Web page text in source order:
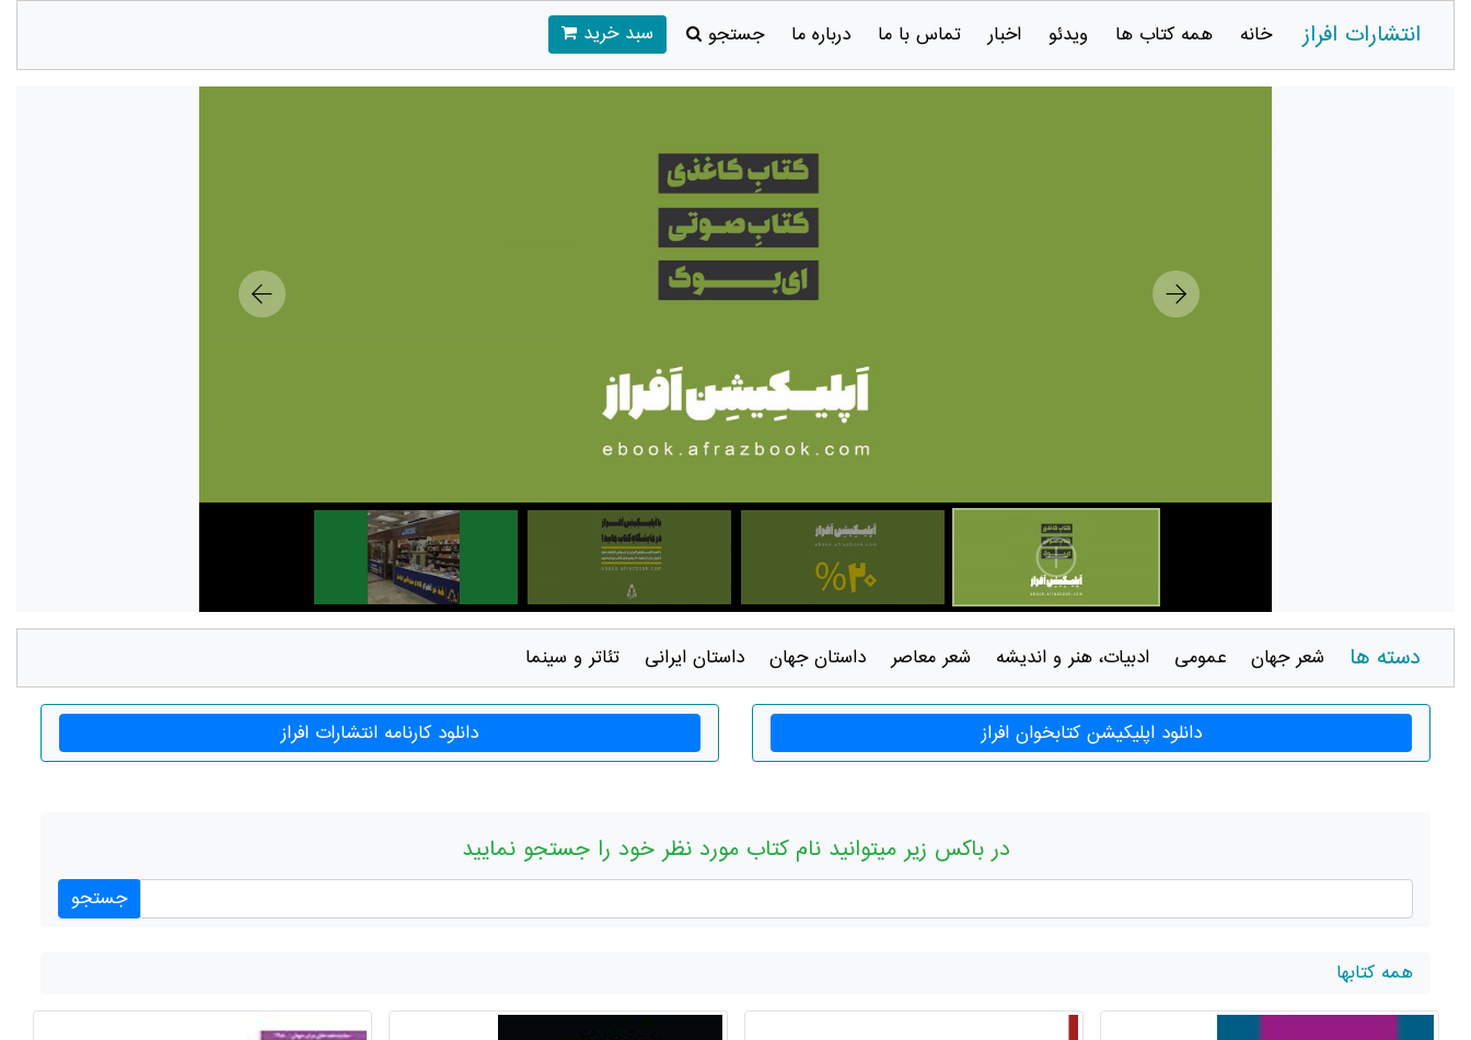
انتشارات افراز خانه همه کتاب ها ویدئو اخبار تماس با ما درباره ما جستجو سبد خرید
دسته ها شعر جهان عمومی ادبيات، هنر و انديشه شعر معاصر داستان جهان داستان ايرانی تئاتر و سينما
دانلود اپلیکیشن کتابخوان افراز دانلود کارنامه انتشارات افراز
در باکس زیر میتوانید نام کتاب مورد نظر خود را جستجو نمایید
همه کتابها